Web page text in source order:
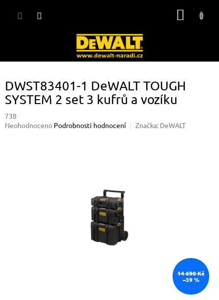
DWST83401-1 DeWALT TOUGH
SYSTEM 2 set 3 kufrů a vozíku
738
Průměrné
Neohodnoceno Podrobnosti hodnocení Značka: DeWALT
14 690 Kč
–39 %